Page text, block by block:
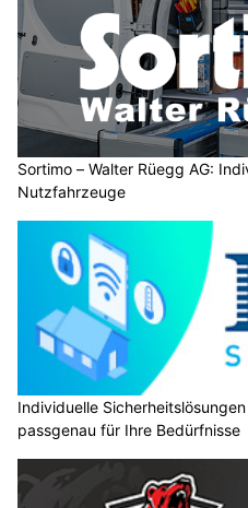
Sortimo – Walter Rüegg AG:
Nutzfahrzeuge
Individuelle
passgenau für Ihre Bedürfnisse